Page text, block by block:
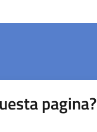
pagina?